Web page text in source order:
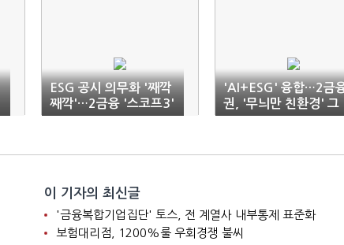
ESG 공시 의무화 '째깍
째깍'…2금융 '스코프3'
영향권
'AI+ESG' 융합…2금
권, '무늬만 친환경' 그
린워싱 잡는다
이 기자의 최신글
'금융복합기업집단' 토스, 전 계열사 내부통제 표준화
보험대리점, 1200%룰 우회경쟁 불씨